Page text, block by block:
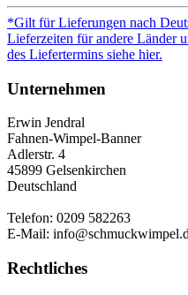
*Gilt für Lieferungen nach
Lieferzeiten für andere Länder
des Liefertermins siehe hier.
Unternehmen
Erwin Jendral
Fahnen-Wimpel-Banner
Adlerstr. 4
45899 Gelsenkirchen
Deutschland
Telefon: 0209 582263
E-Mail:
Rechtliches